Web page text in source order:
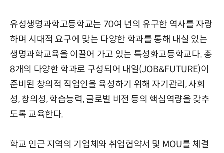
유성생명과학고등학교는 70여 년의 유구한 역사를 자랑
하며 시대적 요구에 맞는 다양한 학과를 통해 내실 있는
생명과학교육을 이끌어 가고 있는 특성화고등학교다. 총
8개의 다양한 학과로 구성되어 내일(JOB&FUTURE)이
준비된 창의적 직업인을 육성하기 위해 자기관리, 사회
성, 창의성, 학습능력, 글로벌 비전 등의 핵심역량을 갖추
도록 교육한다.
학교 인근 지역의 기업체와 취업협약서 및 MOU를 체결